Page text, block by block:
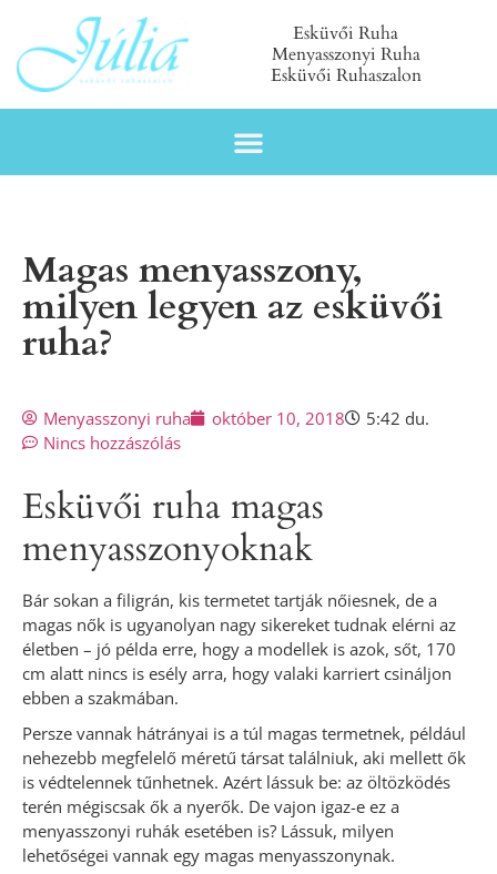
Esküvői Ruha
Menyasszonyi Ruha
Esküvői Ruhaszalon
Magas menyasszony,
milyen legyen az esküvői
ruha?
Menyasszonyi ruha október 10, 2018
5:42 du.
Nincs hozzászólás
Esküvői ruha magas
menyasszonyoknak
Bár sokan a filigrán, kis termetet tartják nőiesnek, de a
magas nők is ugyanolyan nagy sikereket tudnak elérni az
életben – jó példa erre, hogy a modellek is azok, sőt, 170
cm alatt nincs is esély arra, hogy valaki karriert csináljon
ebben a szakmában.
Persze vannak hátrányai is a túl magas termetnek, például
nehezebb megfelelő méretű társat találniuk, aki mellett ők
is védtelennek tűnhetnek. Azért lássuk be: az öltözködés
terén mégiscsak ők a nyerők. De vajon igaz-e ez a
menyasszonyi ruhák esetében is? Lássuk, milyen
lehetőségei vannak egy magas menyasszonynak.